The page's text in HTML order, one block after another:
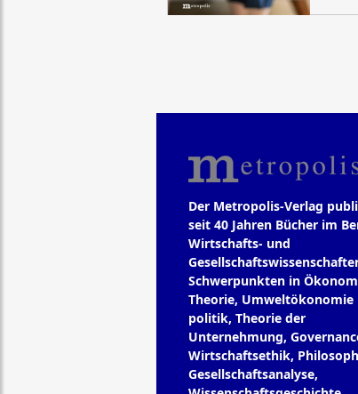
Der Metropolis-Verlag
seit 40 Jahren Bücher im
Wirtschafts- und
Schwerpunkten in
Theorie, Umweltökonomie
politik, Theorie der
Unternehmung,
Wirtschaftsethik,
Gesellschaftsanalyse,